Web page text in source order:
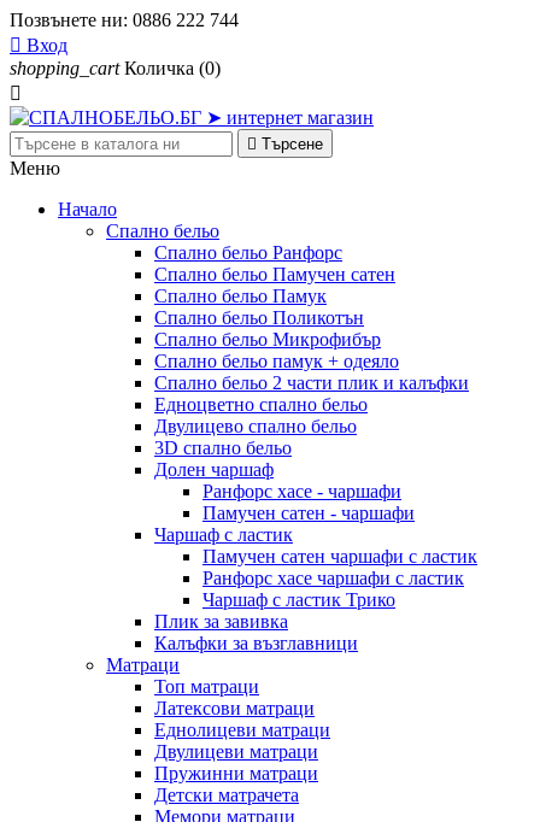
Позвънете ни: 0886 222 744
 Вход
shopping_cart Количка (0)

 Търсене
Меню
Начало
Спално бельо
Спално бельо Ранфорс
Спално бельо Памучен сатен
Спално бельо Памук
Спално бельо Поликотън
Спално бельо Микрофибър
Спално бельо памук + одеяло
Спално бельо 2 части плик и калъфки
Eдноцветно спално бельо
Двулицево спално бельо
3D спално бельо
Долен чаршаф
Ранфорс хасе - чаршафи
Памучен сатен - чаршафи
Чаршаф с ластик
Памучен сатен чаршафи с ластик
Ранфорс хасе чаршафи с ластик
Чаршаф с ластик Трико
Плик за завивкa
Калъфки за възглавници
Матраци
Топ матраци
Латексови матраци
Еднолицеви матраци
Двулицеви матраци
Пружинни матраци
Детски матрачета
Мемори матраци